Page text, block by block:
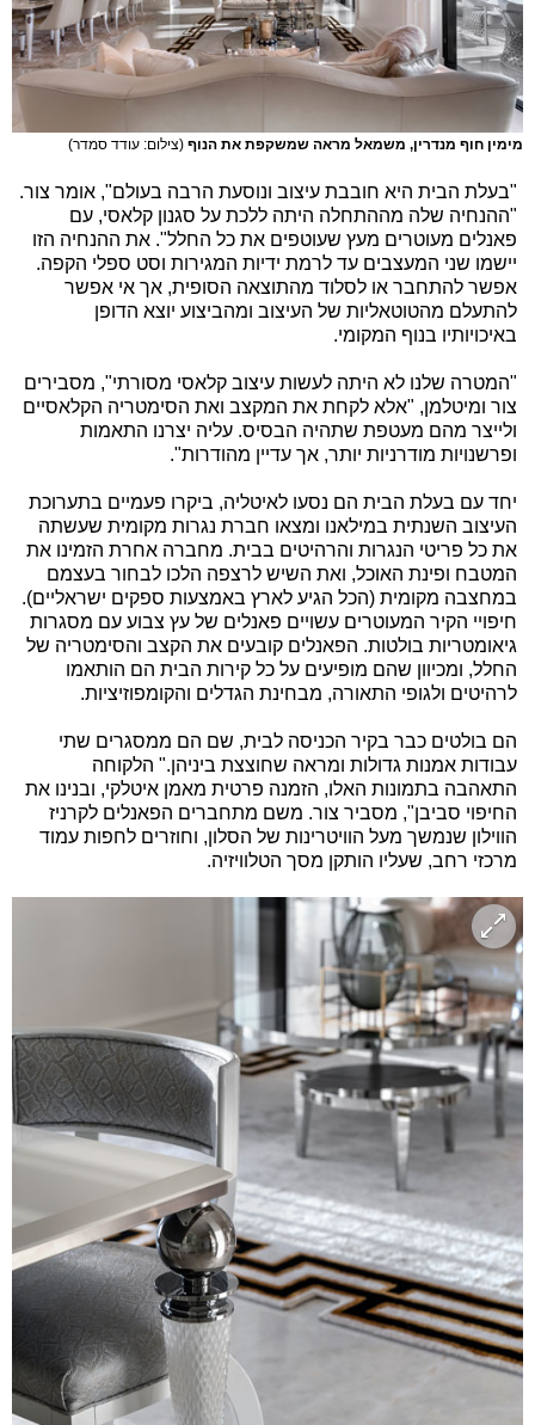
מימין חוף מנדרין, משמאל מראה שמשקפת את הנוף (צילום: עודד סמדר)
"בעלת הבית היא חובבת עיצוב ונוסעת הרבה בעולם", אומר צור.
"ההנחיה שלה מההתחלה היתה ללכת על סגנון קלאסי, עם
פאנלים מעוטרים מעץ שעוטפים את כל החלל". את ההנחיה הזו
יישמו שני המעצבים עד לרמת ידיות המגירות וסט ספלי הקפה.
אפשר להתחבר או לסלוד מהתוצאה הסופית, אך אי אפשר
להתעלם מהטוטאליות של העיצוב ומהביצוע יוצא הדופן
באיכויותיו בנוף המקומי.
"המטרה שלנו לא היתה לעשות עיצוב קלאסי מסורתי", מסבירים
צור ומיטלמן, "אלא לקחת את המקצב ואת הסימטריה הקלאסיים
ולייצר מהם מעטפת שתהיה הבסיס. עליה יצרנו התאמות
ופרשנויות מודרניות יותר, אך עדיין מהודרות".
יחד עם בעלת הבית הם נסעו לאיטליה, ביקרו פעמיים בתערוכת
העיצוב השנתית במילאנו ומצאו חברת נגרות מקומית שעשתה
את כל פריטי הנגרות והרהיטים בבית. מחברה אחרת הזמינו את
המטבח ופינת האוכל, ואת השיש לרצפה הלכו לבחור בעצמם
במחצבה מקומית (הכל הגיע לארץ באמצעות ספקים ישראליים).
חיפויי הקיר המעוטרים עשויים פאנלים של עץ צבוע עם מסגרות
גיאומטריות בולטות. הפאנלים קובעים את הקצב והסימטריה של
החלל, ומכיוון שהם מופיעים על כל קירות הבית הם הותאמו
לרהיטים ולגופי התאורה, מבחינת הגדלים והקומפוזיציות.
הם בולטים כבר בקיר הכניסה לבית, שם הם ממסגרים שתי
עבודות אמנות גדולות ומראה שחוצצת ביניהן." הלקוחה
התאהבה בתמונות האלו, הזמנה פרטית מאמן איטלקי, ובנינו את
החיפוי סביבן", מסביר צור. משם מתחברים הפאנלים לקרניז
הווילון שנמשך מעל הוויטרינות של הסלון, וחוזרים לחפות עמוד
מרכזי רחב, שעליו הותקן מסך הטלוויזיה.